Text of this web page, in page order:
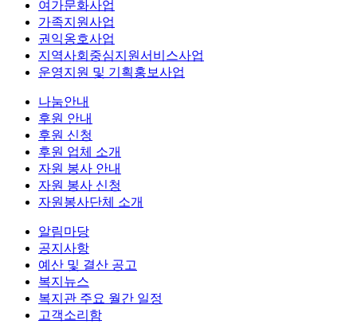
여가문화사업
가족지원사업
권익옹호사업
지역사회중심지원서비스사업
운영지원 및 기획홍보사업
나눔안내
후원 안내
후원 신청
후원 업체 소개
자원 봉사 안내
자원 봉사 신청
자원봉사단체 소개
알림마당
공지사항
예산 및 결산 공고
복지뉴스
복지관 주요 월간 일정
고객소리함